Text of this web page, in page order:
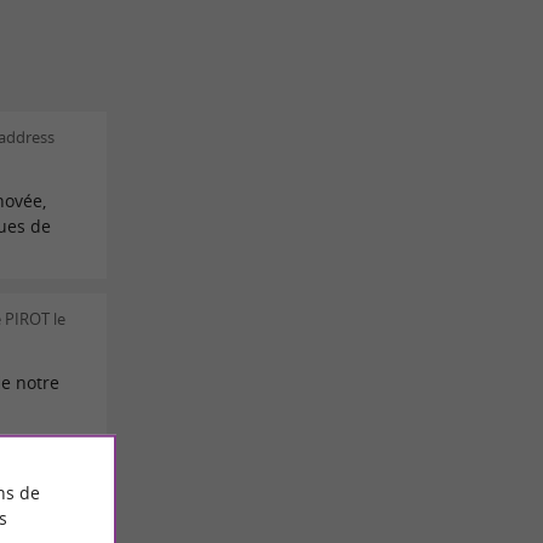
de
le
notre
de